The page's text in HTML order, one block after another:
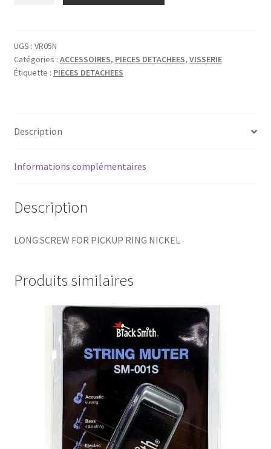
MICRO
/
PU
UGS : VR05N
Catégories : ACCESSOIRES, PIECES DETACHEES, VISSERIE
Étiquette : PIECES DETACHEES
Description
Informations complémentaires
Description
LONG SCREW FOR PICKUP RING NICKEL
Produits similaires